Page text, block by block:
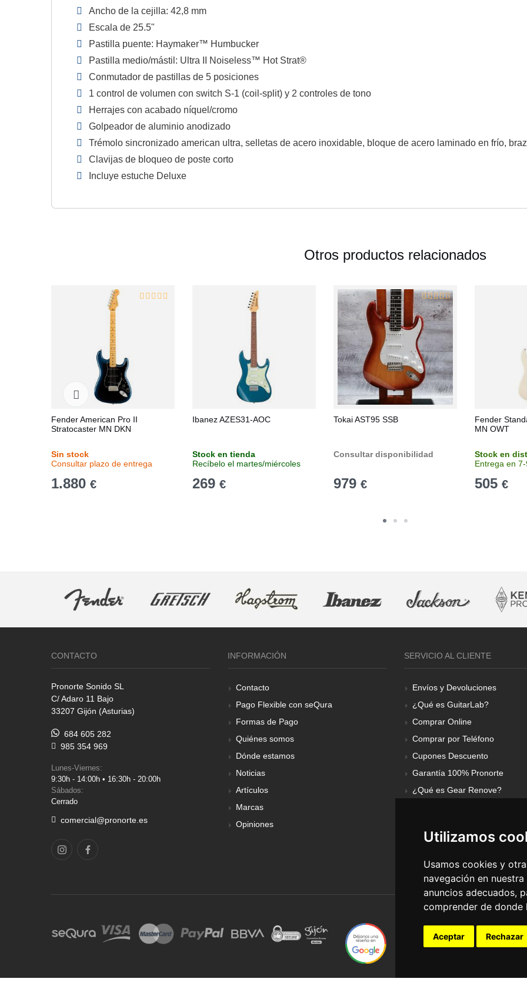
Utilizamos
Usamos cookies y
navegación en
anuncios adecuados,
comprender de donde
Aceptar Rechazar
Ancho de la cejilla: 42,8 mm
Escala de 25.5"
Pastilla puente: Haymaker™ Humbucker
Pastilla medio/mástil: Ultra II Noiseless™ Hot Strat®
Conmutador de pastillas de 5 posiciones
1 control de volumen con switch S-1 (coil-split) y 2 controles de tono
Herrajes con acabado níquel/cromo
Golpeador de aluminio anodizado
Trémolo sincronizado american ultra, selletas de acero inoxidable, bloque de acero laminado en frío,
Clavijas de bloqueo de poste corto
Incluye estuche Deluxe
Otros productos relacionados
Fender American Pro II
Stratocaster MN DKN
Sin stock
Consultar plazo de entrega
1.880 €
Ibanez AZES31-AOC
Stock en tienda
Recíbelo el martes/miércoles
269 €
Tokai AST95 SSB
Consultar disponibilidad
979 €
Fender
MN OWT
Stock en
Entrega en
505 €
CONTACTO
Pronorte Sonido SL
C/ Adaro 11 Bajo
33207 Gijón (Asturias)
684 605 282
985 354 969
Lunes-Viernes:
9:30h - 14:00h • 16:30h - 20:00h
Sábados:
Cerrado
comercial@pronorte.es
INFORMACIÓN
Contacto
Pago Flexible con seQura
Formas de Pago
Quiénes somos
Dónde estamos
Noticias
Artículos
Marcas
Opiniones
SERVICIO AL CLIENTE
Envíos y Devoluciones
¿Qué es GuitarLab?
Comprar Online
Comprar por Teléfono
Cupones Descuento
Garantía 100% Pronorte
¿Qué es Gear Renove?